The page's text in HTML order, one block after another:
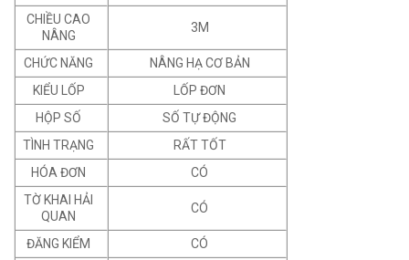
CHIỀU CAO
NÂNG
3M
CHỨC NĂNG
NÂNG HẠ CƠ BẢN
KIỂU LỐP
LỐP ĐƠN
HỘP SỐ
SỐ TỰ ĐỘNG
TÌNH TRẠNG
RẤT TỐT
HÓA ĐƠN
CÓ
TỜ KHAI HẢI
QUAN
CÓ
ĐĂNG KIỂM
CÓ